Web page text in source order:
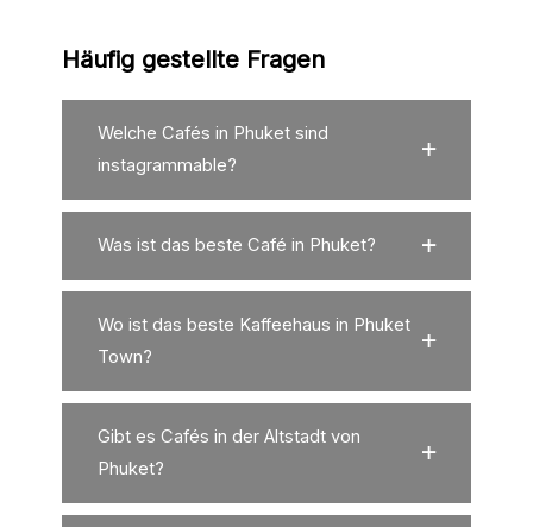
Häufig gestellte Fragen
Welche Cafés in Phuket sind
instagrammable?
Was ist das beste Café in Phuket?
Wo ist das beste Kaffeehaus in Phuket
Town?
Gibt es Cafés in der Altstadt von
Phuket?